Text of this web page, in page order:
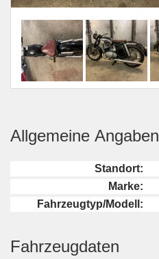
Allgemeine Angaben
Standort:
Marke:
Fahrzeugtyp/Modell:
Fahrzeugdaten